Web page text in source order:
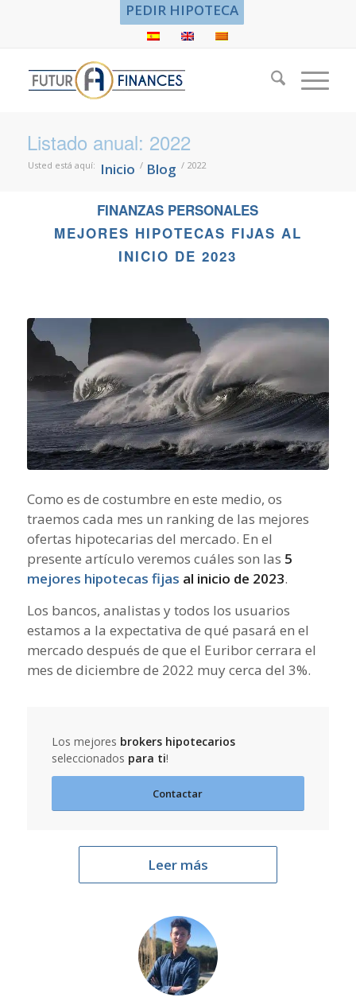
PEDIR HIPOTECA
Listado anual: 2022
Usted está aquí: Inicio / Blog / 2022
FINANZAS PERSONALES
MEJORES HIPOTECAS FIJAS AL
INICIO DE 2023
Como es de costumbre en este medio, os
traemos cada mes un ranking de las mejores
ofertas hipotecarias del mercado. En el
presente artículo veremos cuáles son las 5
mejores hipotecas fijas al inicio de 2023.
Los bancos, analistas y todos los usuarios
estamos a la expectativa de qué pasará en el
mercado después de que el Euribor cerrara el
mes de diciembre de 2022 muy cerca del 3%.
Los mejores brokers hipotecarios
seleccionados para ti!
Contactar
Leer más